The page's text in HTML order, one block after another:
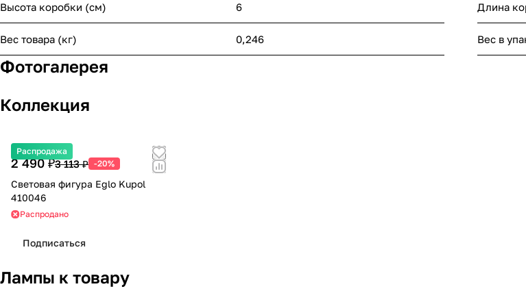
Высота коробки (см) 6 Длина
Вес товара (кг) 0,246 Вес в
Фотогалерея
Коллекция
Распродажа
2 490 ₽3 113 ₽ -20%
Световая фигура Eglo Kupol
410046
Распродано
Подписаться
Лампы к товару